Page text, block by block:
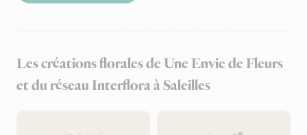
Les créations florales de Une Envie de Fleurs
et du réseau Interflora à Saleilles